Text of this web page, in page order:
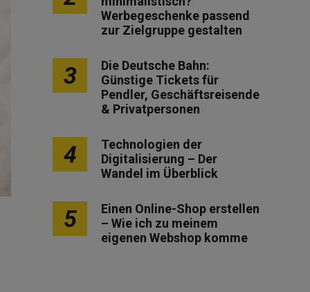
Werbegeschenke passend
zur Zielgruppe gestalten
3
Die Deutsche Bahn:
Günstige Tickets für
Pendler, Geschäftsreisende
& Privatpersonen
4
Technologien der
Digitalisierung – Der
Wandel im Überblick
5
Einen Online-Shop erstellen
– Wie ich zu meinem
eigenen Webshop komme